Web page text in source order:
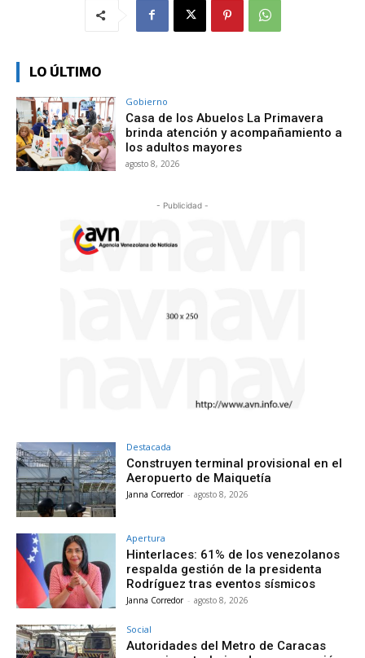
LO ÚLTIMO
Gobierno
Casa de los Abuelos La Primavera
brinda atención y acompañamiento a
los adultos mayores
agosto 8, 2026
- Publicidad -
Destacada
Construyen terminal provisional en el
Aeropuerto de Maiquetía
Janna Corredor - agosto 8, 2026
Apertura
Hinterlaces: 61% de los venezolanos
respalda gestión de la presidenta
Rodríguez tras eventos sísmicos
Janna Corredor - agosto 8, 2026
Social
Autoridades del Metro de Caracas